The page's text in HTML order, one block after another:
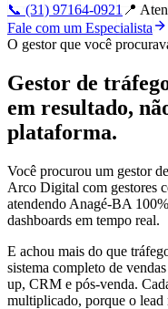
📞 (31) 97164-0921 📍
Fale com um Especialista
O gestor que você
Gestor de
em resultado,
plataforma.
Você procurou um gestor
Arco Digital com gestores
atendendo Anagé-BA
dashboards em tempo real.
E achou mais do que
sistema completo de
up, CRM e pós-venda.
multiplicado, porque o lead